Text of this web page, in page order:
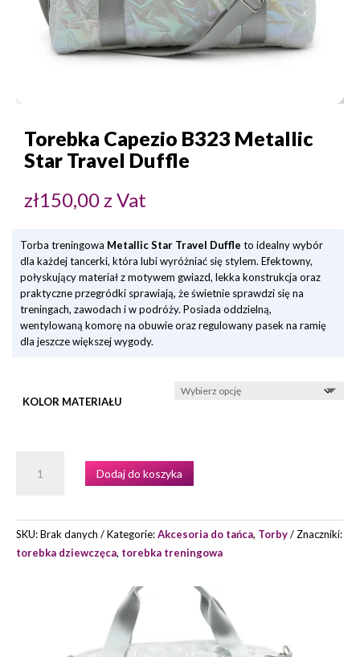
Torebka Capezio B323 Metallic
Star Travel Duffle
zł150,00z Vat
Torba treningowa Metallic Star Travel Duffle to idealny wybór
dla każdej tancerki, która lubi wyróżniać się stylem. Efektowny,
połyskujący materiał z motywem gwiazd, lekka konstrukcja oraz
praktyczne przegródki sprawiają, że świetnie sprawdzi się na
treningach, zawodach i w podróży. Posiada oddzielną,
wentylowaną komorę na obuwie oraz regulowany pasek na ramię
dla jeszcze większej wygody.
KOLOR MATERIAŁU
TOREBKA
METALLIC
STAR
Dodaj do koszyka
SKU:Brak danych Kategorie:Akcesoria do tańca, Torby
Znaczniki:
torebka dziewczęca, torebka treningowa